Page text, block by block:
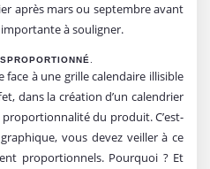
après mars ou septembre avant
à souligner.
.
à une grille calendaire illisible
dans la création d’un calendrier
du produit. C’est-
vous devez veiller à ce
proportionnels. Pourquoi ? Et